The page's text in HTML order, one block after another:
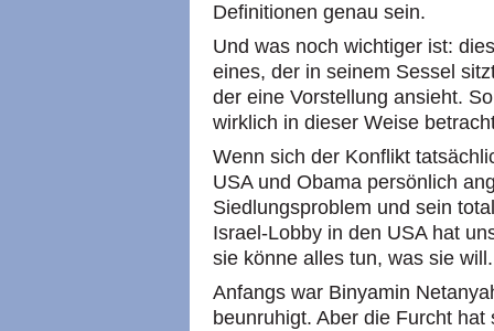
Definitionen genau sein.
Und was noch wichtiger ist:
eines, der in seinem Sessel
der eine Vorstellung ansieht.
wirklich in dieser Weise
Wenn sich der Konflikt
USA und Obama persönlich
Siedlungsproblem und sein
Israel-Lobby in den USA hat
sie könne alles tun, was sie will.
Anfangs war Binyamin
beunruhigt. Aber die Furcht